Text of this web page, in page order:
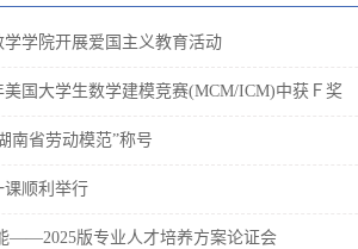
学院开展爱国主义教育活动
国大学生数学建模竞赛(MCM/ICM)中获Ｆ奖
南省劳动模范”称号
课顺利举行
‌——2025版专业人才培养方案论证会